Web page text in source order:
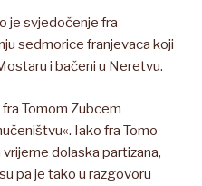
je svjedočenje fra
sedmorice franjevaca koji
i bačeni u Neretvu.
Tomom Zubcem
Iako fra Tomo
dolaska partizana,
pa je tako u razgovoru